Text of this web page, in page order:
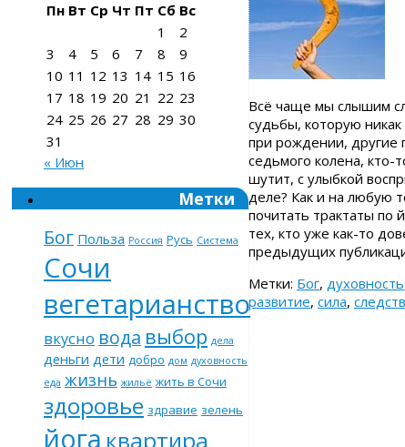
Всё чаще мы слышим
судьбы, которую
при рождении, другие
седьмого колена, кто-
шутит, с улыбкой
деле? Как и на любую
почитать трактаты по
тех, кто уже как-то
предыдущих
Метки: Бог, духовность
развитие, сила,
Пн Вт Ср Чт Пт Сб Вс
1
2
3
4 5 6 7 8
9
10 11 12 13 14 15 16
17 18 19 20 21 22 23
24 25 26 27 28 29 30
31
« Июн
Метки
Бог Польза Россия Русь Система
Сочи
вегетарианство
вкусно вода выбор дела
деньги дети добро дом духовность
еда жизнь жильё жить в Сочи
здоровье здравие зелень
йога квартира